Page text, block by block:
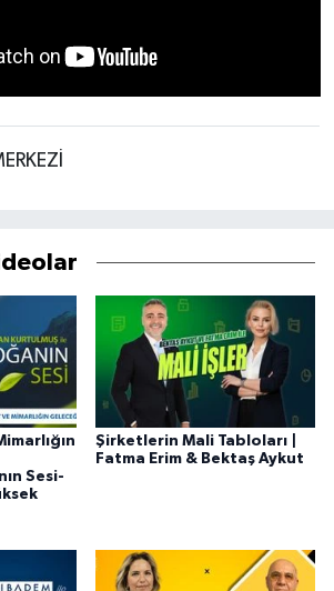
Sesi-
Şirketlerin Mali Tabloları |
Fatma Erim & Bektaş Aykut